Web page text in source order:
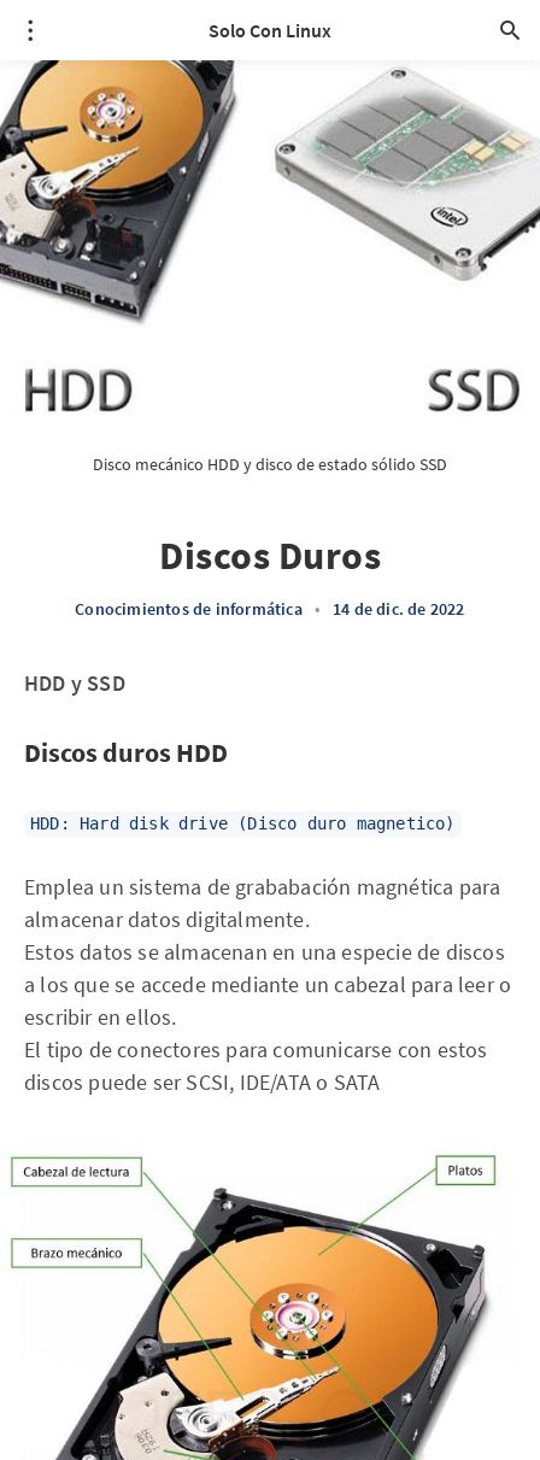
Solo Con Linux
Disco mecánico HDD y disco de estado sólido SSD
Discos Duros
Conocimientos de informática • 14 de dic. de 2022
HDD y SSD
Discos duros HDD
HDD: Hard disk drive (Disco duro magnetico)
Emplea un sistema de grababación magnética para
almacenar datos digitalmente.
Estos datos se almacenan en una especie de discos
a los que se accede mediante un cabezal para leer o
escribir en ellos.
El tipo de conectores para comunicarse con estos
discos puede ser SCSI, IDE/ATA o SATA